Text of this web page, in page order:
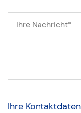
Ihre Kontaktdaten